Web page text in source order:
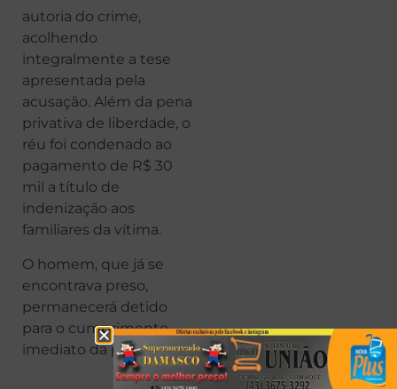
autoria do crime,
acolhendo
integralmente a tese
apresentada pela
acusação. Além da pena
privativa de liberdade, o
réu foi condenado ao
pagamento de R$ 30
mil a título de
indenização aos
familiares da vítima.
O homem, que já se
encontrava preso,
permanecerá detido
para o cumprimento
imediato da pena.